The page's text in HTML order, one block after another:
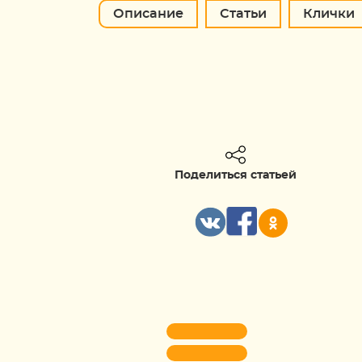
Описание Статьи Клички
Поделиться статьей